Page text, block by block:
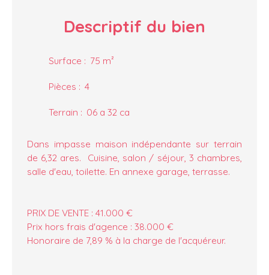
Descriptif du bien
Surface : 75 m²
Pièces : 4
Terrain : 06 a 32 ca
Dans impasse maison indépendante sur terrain
de 6,32 ares. Cuisine, salon / séjour, 3 chambres,
salle d'eau, toilette. En annexe garage, terrasse.
PRIX DE VENTE : 41.000 €
Prix hors frais d'agence : 38.000 €
Honoraire de 7,89 % à la charge de l'acquéreur.